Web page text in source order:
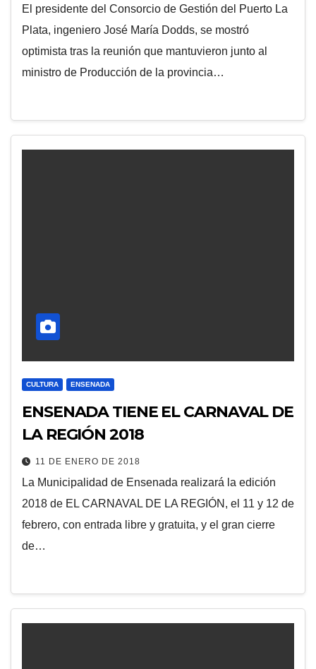
El presidente del Consorcio de Gestión del Puerto La
Plata, ingeniero José María Dodds, se mostró
optimista tras la reunión que mantuvieron junto al
ministro de Producción de la provincia…
CULTURA ENSENADA
ENSENADA TIENE EL CARNAVAL DE
LA REGIÓN 2018
11 DE ENERO DE 2018
La Municipalidad de Ensenada realizará la edición
2018 de EL CARNAVAL DE LA REGIÓN, el 11 y 12 de
febrero, con entrada libre y gratuita, y el gran cierre
de…